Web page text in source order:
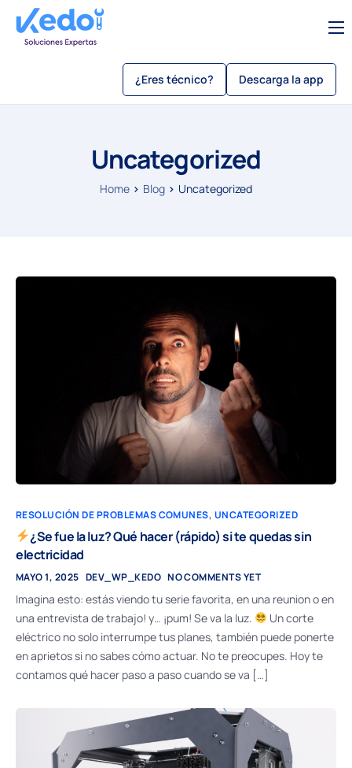
Como usar kedo app
Sé un técnico
¿Eres técnico? Descarga la app
Uncategorized
Home Blog Uncategorized
RESOLUCIÓN DE PROBLEMAS COMUNES, UNCATEGORIZED
¿Se fue la luz? Qué hacer (rápido) si te quedas sin
electricidad
MAYO 1, 2025 DEV_WP_KEDO NO COMMENTS YET
Imagina esto: estás viendo tu serie favorita, en una reunion o en
una entrevista de trabajo! y… ¡pum! Se va la luz.
Un corte
eléctrico no solo interrumpe tus planes, también puede ponerte
en aprietos si no sabes cómo actuar. No te preocupes. Hoy te
contamos qué hacer paso a paso cuando se va […]